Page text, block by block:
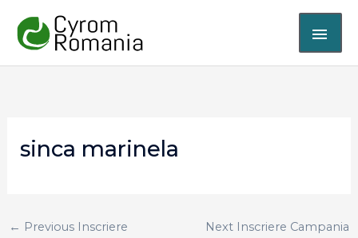
content
sinca marinela
← Previous Inscriere
Next Inscriere Campania